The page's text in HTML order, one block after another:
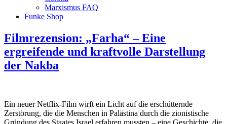
Marxismus FAQ
Funke Shop
Filmrezension: „Farha“ – Eine
ergreifende und kraftvolle Darstellung
der Nakba
Ein neuer Netflix-Film wirft ein Licht auf die erschütternde
Zerstörung, die die Menschen in Palästina durch die zionistische
Gründung des Staates Israel erfahren mussten – eine Geschichte, die